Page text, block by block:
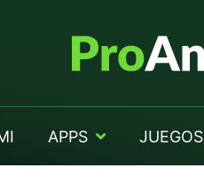
APPS JUEGOS